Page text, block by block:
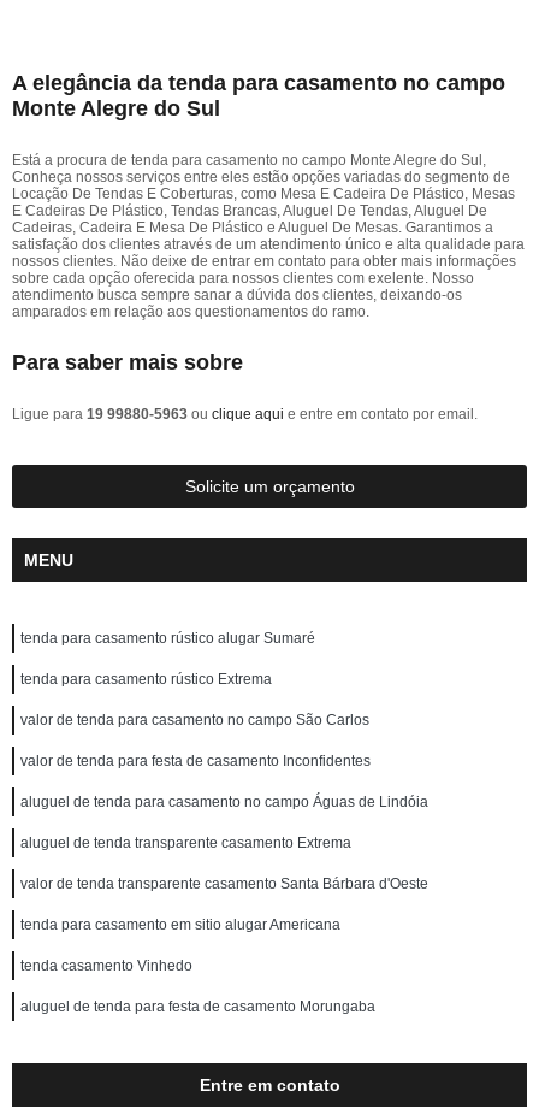
A elegância da tenda para casamento no campo
Monte Alegre do Sul
Está a procura de tenda para casamento no campo Monte Alegre do Sul,
Conheça nossos serviços entre eles estão opções variadas do segmento de
Locação De Tendas E Coberturas, como Mesa E Cadeira De Plástico, Mesas
E Cadeiras De Plástico, Tendas Brancas, Aluguel De Tendas, Aluguel De
Cadeiras, Cadeira E Mesa De Plástico e Aluguel De Mesas. Garantimos a
satisfação dos clientes através de um atendimento único e alta qualidade para
nossos clientes. Não deixe de entrar em contato para obter mais informações
sobre cada opção oferecida para nossos clientes com exelente. Nosso
atendimento busca sempre sanar a dúvida dos clientes, deixando-os
amparados em relação aos questionamentos do ramo.
Para saber mais sobre
Ligue para 19 99880-5963 ou clique aqui e entre em contato por email.
Solicite um orçamento
MENU
tenda para casamento rústico alugar Sumaré
tenda para casamento rústico Extrema
valor de tenda para casamento no campo São Carlos
valor de tenda para festa de casamento Inconfidentes
aluguel de tenda para casamento no campo Águas de Lindóia
aluguel de tenda transparente casamento Extrema
valor de tenda transparente casamento Santa Bárbara d'Oeste
tenda para casamento em sitio alugar Americana
tenda casamento Vinhedo
aluguel de tenda para festa de casamento Morungaba
Entre em contato